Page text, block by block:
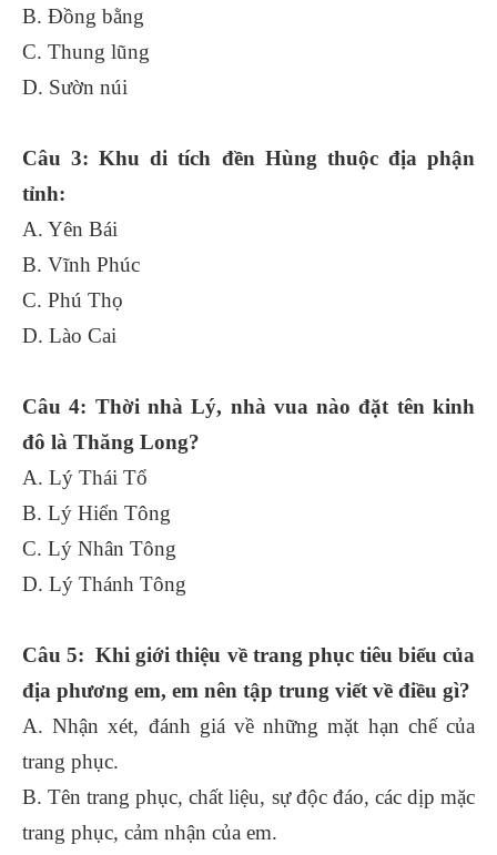
B. Đồng bằng
C. Thung lũng
D. Sườn núi
Câu 3: Khu di tích đền Hùng thuộc địa phận
tỉnh:
A. Yên Bái
B. Vĩnh Phúc
C. Phú Thọ
D. Lào Cai
Câu 4: Thời nhà Lý, nhà vua nào đặt tên kinh
đô là Thăng Long?
A. Lý Thái Tổ
B. Lý Hiển Tông
C. Lý Nhân Tông
D. Lý Thánh Tông
Câu 5: Khi giới thiệu về trang phục tiêu biểu của
địa phương em, em nên tập trung viết về điều gì?
A. Nhận xét, đánh giá về những mặt hạn chế của
trang phục.
B. Tên trang phục, chất liệu, sự độc đáo, các dịp mặc
trang phục, cảm nhận của em.